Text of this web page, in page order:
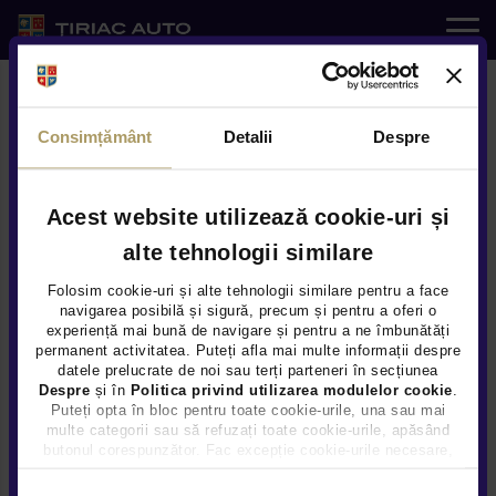
Consimțământ Detalii Despre
Acest website utilizează cookie-uri și
alte tehnologii similare
Folosim cookie-uri și alte tehnologii similare pentru a face
navigarea posibilă și sigură, precum și pentru a oferi o
experiență mai bună de navigare și pentru a ne îmbunătăți
permanent activitatea. Puteți afla mai multe informații despre
datele prelucrate de noi sau terți parteneri în secțiunea
Despre și în Politica privind utilizarea modulelor cookie.
Puteți opta în bloc pentru toate cookie-urile, una sau mai
multe categorii sau să refuzați toate cookie-urile, apăsând
butonul corespunzător. Fac excepție cookie-urile necesare,
Auto rulate
Service
Servicii
Noutati
Oferte Speciale
🚙La BYD ai prețuri
avantoajoase tot anul!
VALABILA PANA LA 31-08-2026